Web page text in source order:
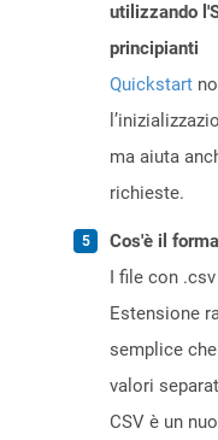
utilizzando
principianti
Quickstart
ma aiuta
richieste.
Cos'è il
I file con
Estensione
semplice
valori
CSV è un